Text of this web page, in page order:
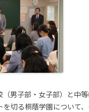
男子部・女子部）と中
切る桐蔭学園について